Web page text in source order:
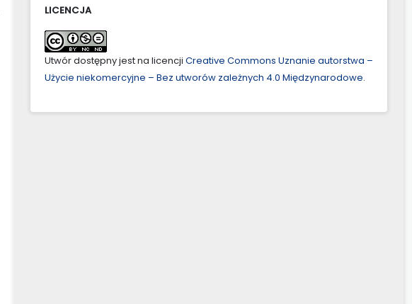
LICENCJA
Utwór dostępny jest na licencji Creative Commons Uznanie autorstwa –
Użycie niekomercyjne – Bez utworów zależnych 4.0 Międzynarodowe.